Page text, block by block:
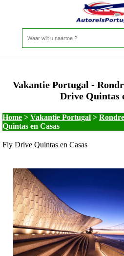
Vakantie Portugal -
Drive Quintas
Home > Vakantie Portugal >
Quintas en Casas
Fly Drive Quintas en Casas